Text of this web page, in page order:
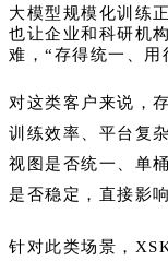
大模型规模化训练
也让企业和科研机
难，“存得统一、用
对这类客户来说，
训练效率、平台复
视图是否统一、单
是否稳定，直接影
针对此类场景，